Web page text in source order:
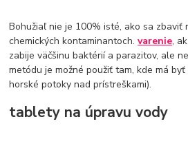
Bohužiaľ nie je 100% isté, ako sa zbaviť
chemických kontaminantoch.varenie,
zabije väčšinu baktérií a parazitov, ale
metódu je možné použiť tam, kde má
horské potoky nad prístreškami).
tablety na úpravu vody